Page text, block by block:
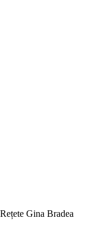
Rețete Gina Bradea